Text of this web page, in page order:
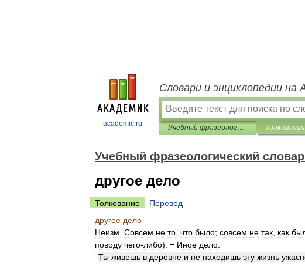
academic.ru
Словари и энциклопедии на
Учебный фразеологический словарь Толкования
Учебный фразеологический
другое дело
Толкование
Перевод
другое дело
Неизм Совсем не то что было; совсем не так как
поводу чего-либо). = Иное дело
Ты живешь в деревне и не находишь эту жизнь